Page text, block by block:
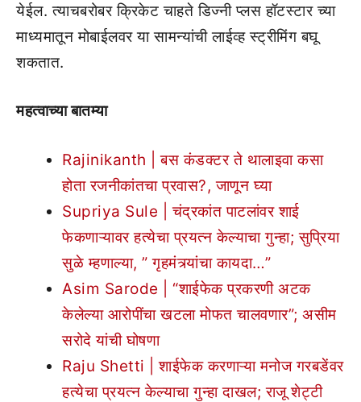
येईल. त्याचबरोबर क्रिकेट चाहते डिज्नी प्लस हॉटस्टार च्या
माध्यमातून मोबाईलवर या सामन्यांची लाईव्ह स्ट्रीमिंग बघू
शकतात.
महत्वाच्या बातम्या
Rajinikanth | बस कंडक्टर ते थालाइवा कसा
होता रजनीकांतचा प्रवास?, जाणून घ्या
Supriya Sule | चंद्रकांत पाटलांवर शाई
फेकणाऱ्यावर हत्येचा प्रयत्न केल्याचा गुन्हा; सुप्रिया
सुळे म्हणाल्या, ” गृहमंत्र्यांचा कायदा…”
Asim Sarode | “शाईफेक प्रकरणी अटक
केलेल्या आरोपींचा खटला मोफत चालवणार”; असीम
सरोदे यांची घोषणा
Raju Shetti | शाईफेक करणाऱ्या मनोज गरबडेंवर
हत्येचा प्रयत्न केल्याचा गुन्हा दाखल; राजू शेट्टी